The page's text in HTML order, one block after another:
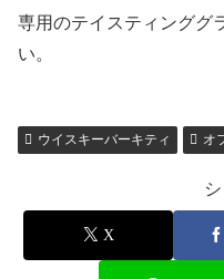
専用のテイスティンググ
い。
ウイスキーバーキティ オ
X